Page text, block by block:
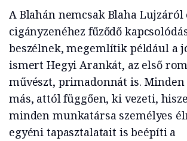
A Blahán nemcsak Blaha Lujzáról
cigányzenéhez fűződő
beszélnek, megemlítik például a
ismert Hegyi Arankát, az első
művészt, primadonnát is. Minden
más, attól függően, ki vezeti,
minden munkatársa személyes
egyéni tapasztalatait is beépíti a